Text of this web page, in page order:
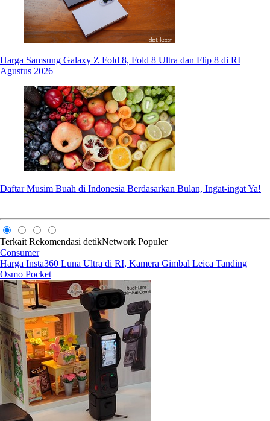
Harga Samsung Galaxy Z Fold 8, Fold 8 Ultra dan Flip 8 di RI
Agustus 2026
Daftar Musim Buah di Indonesia Berdasarkan Bulan, Ingat-ingat Ya!
Terkait Rekomendasi detikNetwork Populer
Consumer
Harga Insta360 Luna Ultra di RI, Kamera Gimbal Leica Tanding
Osmo Pocket